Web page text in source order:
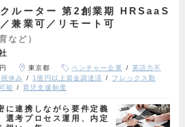
ルーター 第2創業期 HRSaaS
兼業可／リモート可
など）
東京都 ベンチャー企業
英語力不
祝休み 1億円以上資金調達済
フレックス勤
能 育児支援制度
に連携しながら要件定義
選考プロセス運用、内定